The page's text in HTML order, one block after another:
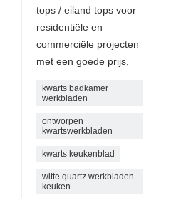
tops / eiland tops voor
residentiële en
commerciële projecten
met een goede prijs,
kwarts badkamer
werkbladen
ontworpen
kwartswerkbladen
kwarts keukenblad
witte quartz werkbladen
keuken